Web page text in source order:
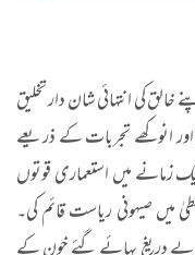
کی انتہائی شان دار تخلیق
انوکھے تجربات کے ذریعے
میں استعماری قوتوں
صیہونی ریاست قائم کی۔